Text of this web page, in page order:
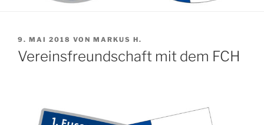
VERÖFFENTLICHT
AM
9. MAI 2018 VON MARKUS H.
Vereinsfreundschaft mit dem FCH